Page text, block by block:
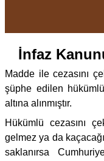
İnfaz
Madde ile cezasını
şüphe edilen
altına alınmıştır.
Hükümlü cezasını
gelmez ya da
saklanırsa